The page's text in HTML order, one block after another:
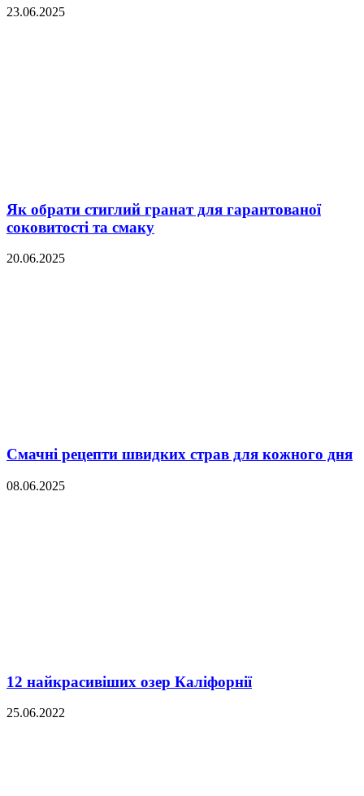
23.06.2025
Як обрати стиглий гранат для гарантованої
соковитості та смаку
20.06.2025
Смачні рецепти швидких страв для кожного дня
08.06.2025
12 найкрасивіших озер Каліфорнії
25.06.2022